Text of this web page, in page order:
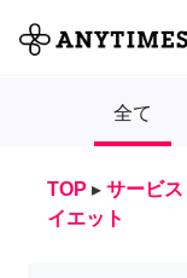
全て
TOP ▸ サービス
イエット